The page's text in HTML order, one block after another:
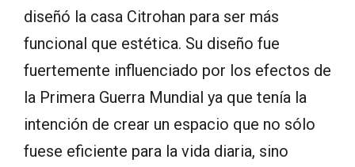
diseñó la casa Citrohan para ser más
funcional que estética. Su diseño fue
fuertemente influenciado por los efectos de
la Primera Guerra Mundial ya que tenía la
intención de crear un espacio que no sólo
fuese eficiente para la vida diaria, sino